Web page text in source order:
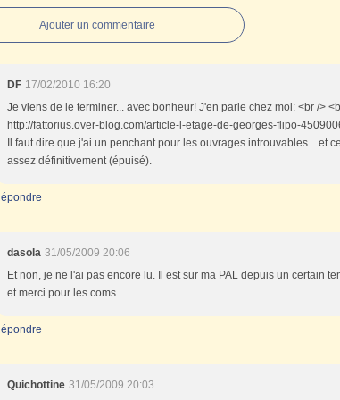
Ajouter un commentaire
DF 17/02/2010 16:20
Je viens de le terminer... avec bonheur! J'en parle chez moi: <br />
http://fattorius.over-blog.com/article-l-etage-de-georges-flipo-
Il faut dire que j'ai un penchant pour les ouvrages introuvables... et
assez définitivement (épuisé).
dasola 31/05/2009 20:06
Et non, je ne l'ai pas encore lu. Il est sur ma PAL depuis un certain
et merci pour les coms.
Quichottine 31/05/2009 20:03